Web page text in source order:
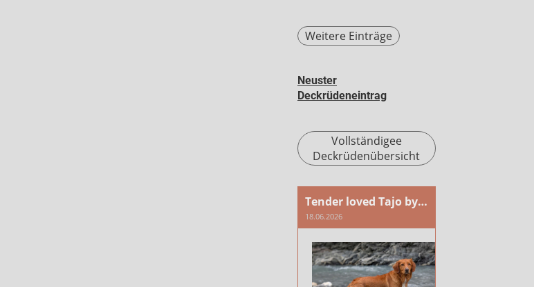
Weitere Einträge
Neuster
Deckrüdeneintrag
Vollständigee
Deckrüdenübersicht
Tender loved Tajo by Fire and Passion
18.06.2026